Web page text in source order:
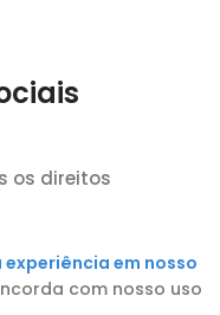
os direitos
experiência em nosso
com nosso uso